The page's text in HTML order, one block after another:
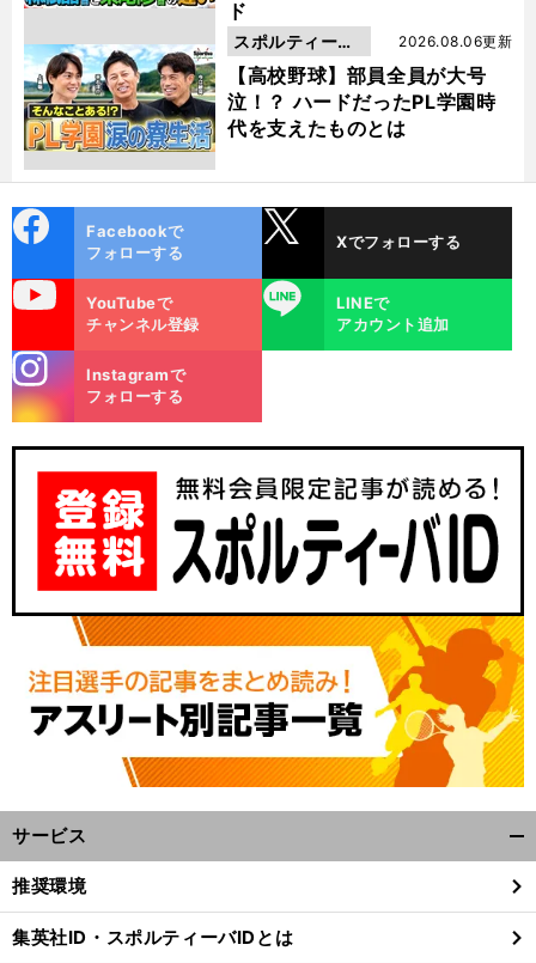
ド
【高校野球】部員全員が大号
泣！？ ハードだったPL学園時
代を支えたものとは
2026.08.06更新
スポルティーバ
動画
ok
Facebookで
フォローする
Xでフォローする
YouTubeで
チャンネル登録
LINE
LINEで
アカウント追加
m
Instagramで
フォローする
サービス
閉
る
推奨環境
集英社ID・スポルティーバIDとは